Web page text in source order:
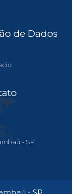
de Dados
- SP